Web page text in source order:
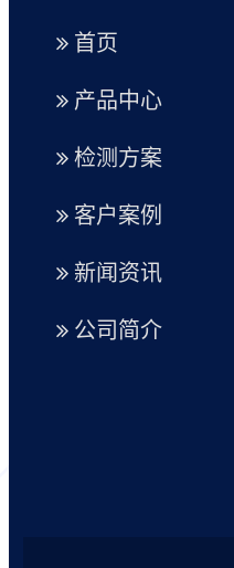
首页
产品中心
检测方案
客户案例
新闻资讯
公司简介